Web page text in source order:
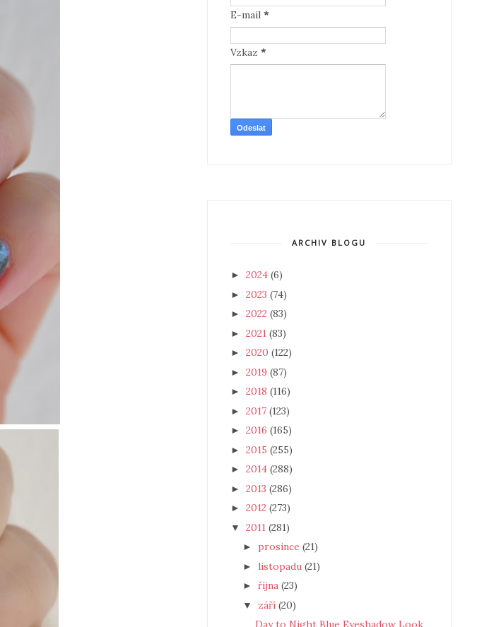
E-mail *
Vzkaz *
ARCHIV BLOGU
► 2024 (6)
► 2023 (74)
► 2022 (83)
► 2021 (83)
► 2020 (122)
► 2019 (87)
► 2018 (116)
► 2017 (123)
► 2016 (165)
► 2015 (255)
► 2014 (288)
► 2013 (286)
► 2012 (273)
▼ 2011 (281)
► prosince (21)
► listopadu (21)
► října (23)
▼ září (20)
Day to Night Blue Eyeshadow Look